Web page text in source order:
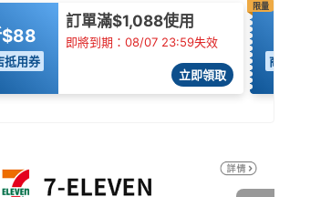
抵用券
訂單滿$1,088使用
即將到期：08/07 23:59失效
立即領取
限量
商店抵用券